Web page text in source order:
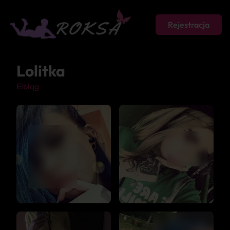
Rejestracja
Lolitka
Elbląg